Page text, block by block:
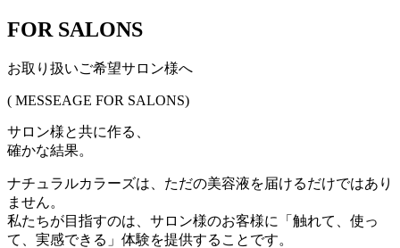
FOR SALONS
お取り扱いご希望サロン様へ
( MESSEAGE FOR SALONS)
サロン様と共に作る、
確かな結果。
ナチュラルカラーズは、ただの美容液を届けるだけではあり
ません。
私たちが目指すのは、サロン様のお客様に「触れて、使っ
て、実感できる」体験を提供することです。